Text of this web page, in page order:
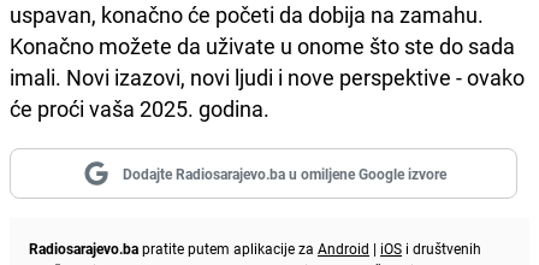
uspavan, konačno će početi da dobija na zamahu.
Konačno možete da uživate u onome što ste do sada
imali. Novi izazovi, novi ljudi i nove perspektive - ovako
će proći vaša 2025. godina.
Dodajte Radiosarajevo.ba u omiljene Google izvore
Radiosarajevo.bapratite putem aplikacije za Android | iOS i društvenih